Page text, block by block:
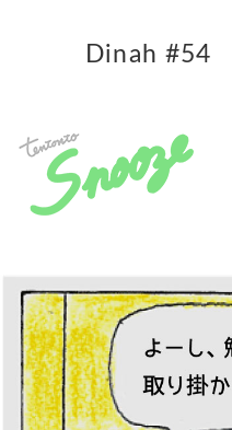
Dinah #54